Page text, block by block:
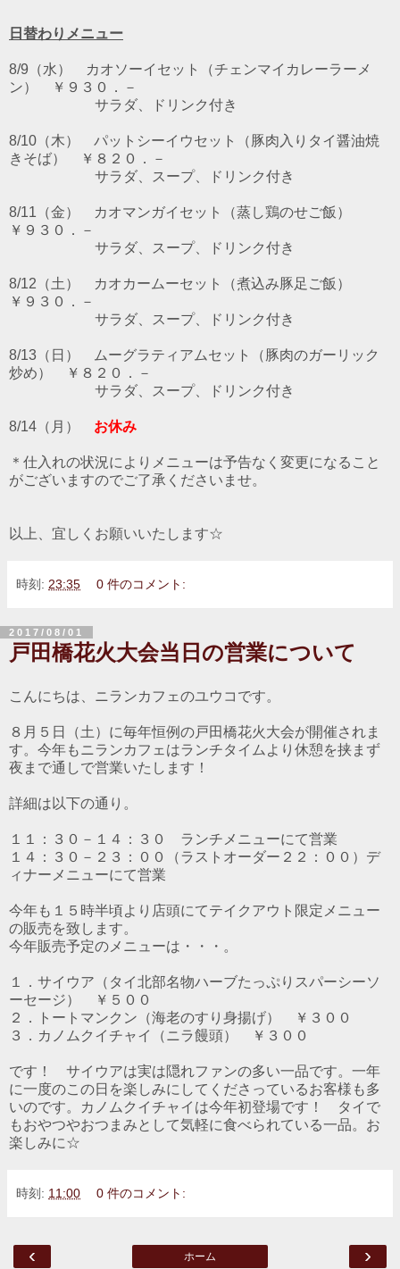
日替わりメニュー
8/9（水） カオソーイセット（チェンマイカレーラーメ
ン） ￥９３０．－
サラダ、ドリンク付き
8/10（木） パットシーイウセット（豚肉入りタイ醤油焼
きそば） ￥８２０．－
サラダ、スープ、ドリンク付き
8/11（金） カオマンガイセット（蒸し鶏のせご飯）
￥９３０．－
サラダ、スープ、ドリンク付き
8/12（土） カオカームーセット（煮込み豚足ご飯）
￥９３０．－
サラダ、スープ、ドリンク付き
8/13（日） ムーグラティアムセット（豚肉のガーリック
炒め） ￥８２０．－
サラダ、スープ、ドリンク付き
8/14（月） お休み
＊仕入れの状況によりメニューは予告なく変更になること
がございますのでご了承くださいませ。
以上、宜しくお願いいたします☆
時刻: 23:35 0 件のコメント:
2017/08/01
戸田橋花火大会当日の営業について
こんにちは、ニランカフェのユウコです。
８月５日（土）に毎年恒例の戸田橋花火大会が開催されま
す。今年もニランカフェはランチタイムより休憩を挟まず
夜まで通しで営業いたします！
詳細は以下の通り。
１１：３０－１４：３０ ランチメニューにて営業
１４：３０－２３：００（ラストオーダー２２：００）デ
ィナーメニューにて営業
今年も１５時半頃より店頭にてテイクアウト限定メニュー
の販売を致します。
今年販売予定のメニューは・・・。
１．サイウア（タイ北部名物ハーブたっぷりスパーシーソ
ーセージ） ￥５００
２．トートマンクン（海老のすり身揚げ） ￥３００
３．カノムクイチャイ（ニラ饅頭） ￥３００
です！ サイウアは実は隠れファンの多い一品です。一年
に一度のこの日を楽しみにしてくださっているお客様も多
いのです。カノムクイチャイは今年初登場です！ タイで
もおやつやおつまみとして気軽に食べられている一品。お
楽しみに☆
時刻: 11:00 0 件のコメント:
‹ ›
ホーム